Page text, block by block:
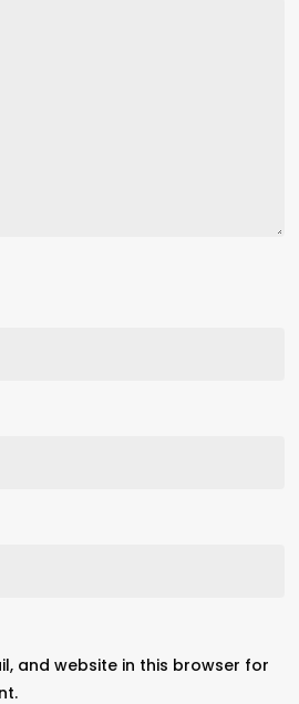
and website in this browser for